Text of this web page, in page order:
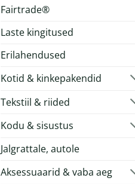
Fairtrade®
Laste kingitused
Erilahendused
Kotid & kinkepakendid
Tekstiil & riided
Kodu & sisustus
Jalgrattale, autole
Aksessuaarid & vaba aeg